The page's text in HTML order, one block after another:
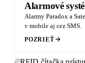
Alarmové
Alarmy Paradox a
v mobile aj cez SMS.
POZRIEŤ